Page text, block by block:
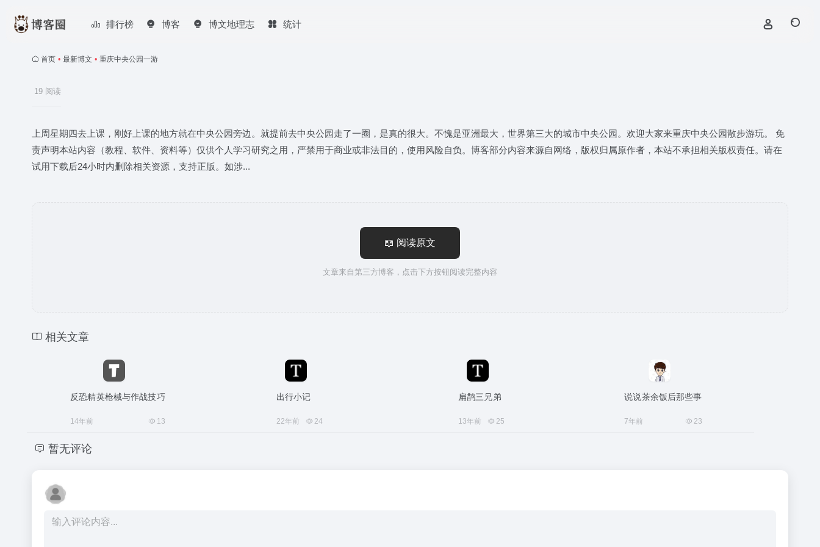
排行榜 博客 博文地理志 统计
首页 • 最新博文 • 重庆中央公园一游
19 阅读
上周星期四去上课，刚好上课的地方就在中央公园旁边。就提前去中央公园走了一圈，是真的很大。不愧是亚洲最大，世界第三大的城市中央公园。欢迎大家来重庆中央公园散步游玩。 免
责声明本站内容（教程、软件、资料等）仅供个人学习研究之用，严禁用于商业或非法目的，使用风险自负。博客部分内容来源自网络，版权归属原作者，本站不承担相关版权责任。请在
试用下载后24小时内删除相关资源，支持正版。如涉...
📖 阅读原文
文章来自第三方博客，点击下方按钮阅读完整内容
相关文章
反恐精英枪械与作战技巧
14年前 13
出行小记
22年前 24
扁鹊三兄弟
13年前 25
说说茶余饭后那些事
7年前 23
暂无评论